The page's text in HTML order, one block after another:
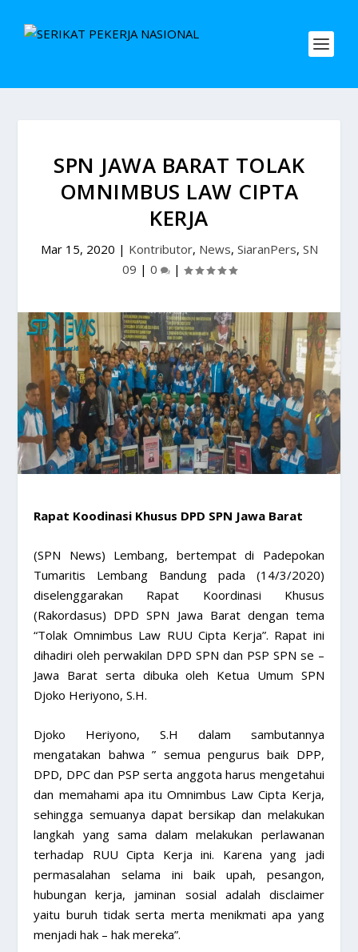
SPN JAWA BARAT TOLAK
OMNIMBUS LAW CIPTA
KERJA
Mar 15, 2020 | Kontributor, News, SiaranPers, SN
09 | 0 |
Rapat Koodinasi Khusus DPD SPN Jawa Barat
(SPN News) Lembang, bertempat di Padepokan
Tumaritis Lembang Bandung pada (14/3/2020)
diselenggarakan Rapat Koordinasi Khusus
(Rakordasus) DPD SPN Jawa Barat dengan tema
“Tolak Omnimbus Law RUU Cipta Kerja”. Rapat ini
dihadiri oleh perwakilan DPD SPN dan PSP SPN se –
Jawa Barat serta dibuka oleh Ketua Umum SPN
Djoko Heriyono, S.H.
Djoko Heriyono, S.H dalam sambutannya
mengatakan bahwa ” semua pengurus baik DPP,
DPD, DPC dan PSP serta anggota harus mengetahui
dan memahami apa itu Omnimbus Law Cipta Kerja,
sehingga semuanya dapat bersikap dan melakukan
langkah yang sama dalam melakukan perlawanan
terhadap RUU Cipta Kerja ini. Karena yang jadi
permasalahan selama ini baik upah, pesangon,
hubungan kerja, jaminan sosial adalah disclaimer
yaitu buruh tidak serta merta menikmati apa yang
menjadi hak – hak mereka”.